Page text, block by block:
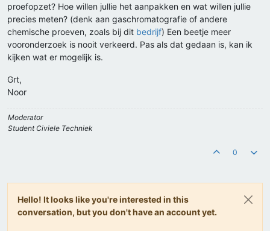
proefopzet? Hoe willen jullie het aanpakken en wat willen jullie
precies meten? (denk aan gaschromatografie of andere
chemische proeven, zoals bij dit bedrijf) Een beetje meer
vooronderzoek is nooit verkeerd. Pas als dat gedaan is, kan ik
kijken wat er mogelijk is.
Grt,
Noor
Moderator
Student Civiele Techniek
0
Hello! It looks like you're interested in this
conversation, but you don't have an account yet.